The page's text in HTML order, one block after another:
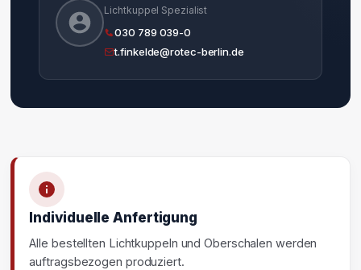
Lichtkuppel Spezialist
030 789 039-0
t.finkelde@rotec-berlin.de
Individuelle Anfertigung
Alle bestellten Lichtkuppeln und Oberschalen werden
auftragsbezogen produziert.